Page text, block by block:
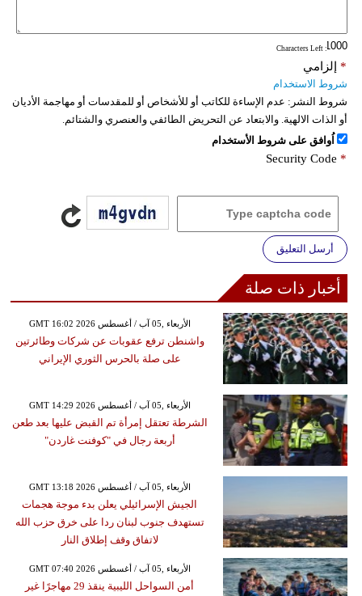
: Characters Left
إلزامي *
شروط الاستخدام
شروط النشر: عدم الإساءة للكاتب أو للأشخاص أو للمقدسات أو مهاجمة الأديان
أو الذات الالهية. والابتعاد عن التحريض الطائفي والعنصري والشتائم.
اُوافق على شروط الأستخدام
Security Code *
أرسل التعليق
أخبار ذات صلة
GMT 16:02 2026 الأربعاء ,05 آب / أغسطس
واشنطن ترفع عقوبات عن شركات وطائرتين
على صلة بالحرس الثوري الإيراني
GMT 14:29 2026 الأربعاء ,05 آب / أغسطس
الشرطة تعتقل إمرأة تم القبض عليها بعد طعن
أربعة رجال في "كوفنت غاردن"
GMT 13:18 2026 الأربعاء ,05 آب / أغسطس
الجيش الإسرائيلي يعلن بدء موجة هجمات
تستهدف جنوب لبنان ردا على خرق حزب الله
لاتفاق وقف إطلاق النار
GMT 07:40 2026 الأربعاء ,05 آب / أغسطس
أمن السواحل الليبية ينقذ 29 مهاجرًا غير